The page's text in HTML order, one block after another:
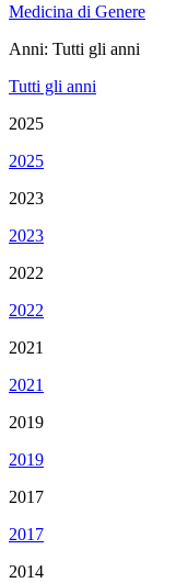
Medicina di Genere
Anni: Tutti gli anni
Tutti gli anni
2025
2025
2023
2023
2022
2022
2021
2021
2019
2019
2017
2017
2014